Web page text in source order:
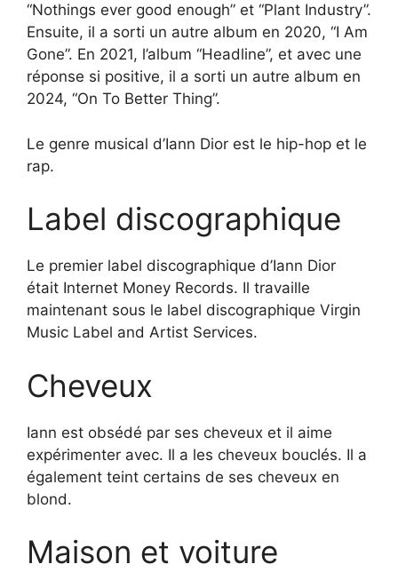
“Nothings ever good enough” et “Plant Industry”.
Ensuite, il a sorti un autre album en 2020, “I Am
Gone”. En 2021, l’album “Headline”, et avec une
réponse si positive, il a sorti un autre album en
2024, “On To Better Thing”.
Le genre musical d’Iann Dior est le hip-hop et le
rap.
Label discographique
Le premier label discographique d’Iann Dior
était Internet Money Records. Il travaille
maintenant sous le label discographique Virgin
Music Label and Artist Services.
Cheveux
Iann est obsédé par ses cheveux et il aime
expérimenter avec. Il a les cheveux bouclés. Il a
également teint certains de ses cheveux en
blond.
Maison et voiture